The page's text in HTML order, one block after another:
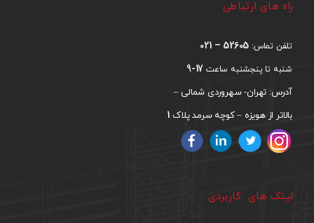
راه های ارتباطی
تلفن تماس: 52605 – 021
شنبه تا پنجشنبه ساعت 17-9
آدرس: تهران- سهروردی شمالی –
بالاتر از هویزه – کوچه سرمد پلاک 1
لینک های کاربردی